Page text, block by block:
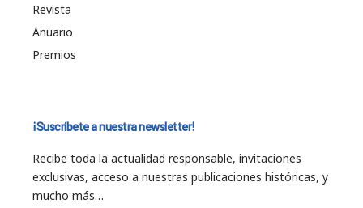
Revista
Anuario
Premios
¡Suscríbete a nuestra newsletter!
Recibe toda la actualidad responsable, invitaciones
exclusivas, acceso a nuestras publicaciones históricas, y
mucho más…